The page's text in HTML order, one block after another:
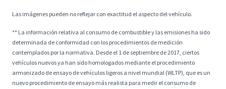
Las imágenes pueden no reflejar con exactitud el aspecto del vehículo.
** La información relativa al consumo de combustible y las emisiones ha sido
determinada de conformidad con los procedimientos de medición
contemplados por la normativa. Desde el 1 de septiembre de 2017, ciertos
vehículos nuevos ya han sido homologados mediante el procedimiento
armonizado de ensayo de vehículos ligeros a nivel mundial (WLTP), que es un
nuevo procedimiento de ensayo más realista para medir el consumo de